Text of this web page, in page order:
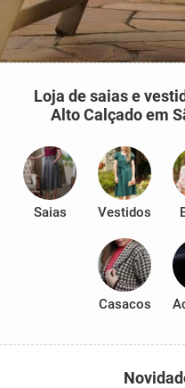
Loja de saias e
Alto Calçado em
Saias Vestidos
Casacos